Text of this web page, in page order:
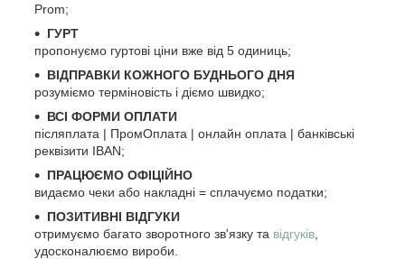
Prom;
ГУРТ
пропонуємо гуртові ціни вже від 5 одиниць;
ВІДПРАВКИ КОЖНОГО БУДНЬОГО ДНЯ
розуміємо терміновість і діємо швидко;
ВСІ ФОРМИ ОПЛАТИ
післяплата | ПромОплата | онлайн оплата | банківські
реквізити IBAN;
ПРАЦЮЄМО ОФІЦІЙНО
видаємо чеки або накладні = сплачуємо податки;
ПОЗИТИВНІ ВІДГУКИ
отримуємо багато зворотного зв'язку та відгуків
удосконалюємо вироби.